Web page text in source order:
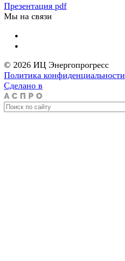
Презентация pdf
Мы на связи
© 2026 ИЦ Энергопрогресс
Политика конфиденциальности
Сделано в